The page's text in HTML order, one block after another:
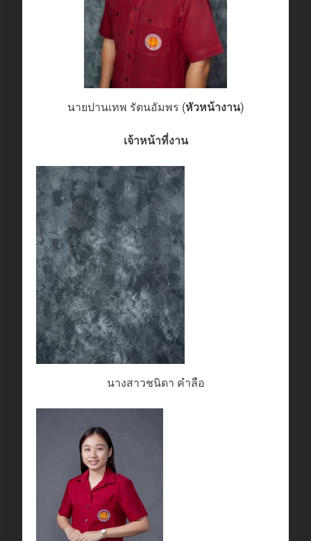
นายปานเทพ รัตนอัมพร (หัวหน้างาน)
เจ้าหน้าที่งาน
นางสาวชนิดา คำลือ